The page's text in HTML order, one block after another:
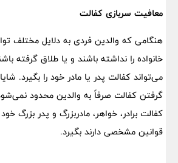
معافیت سربازی کفالت
هنگامی که والدین فردی به دلایل مختلف
خانواده را نداشته باشند و یا طلاق گرفته
می‌تواند کفالت پدر یا مادر خود را بگیرد.
گرفتن کفالت صرفاً به والدین محدود
کفالت برادر، خواهر، مادربزرگ و پدر بزرگ
قوانین مشخصی دارند بگیرد.